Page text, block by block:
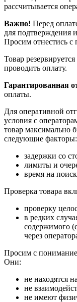
рассчитывается
Важно! Перед
для подтверждения
Просим отнестись с
Товар
проводить оплату.
Гарантированная
оплаты.
Для оперативной
условия с
товар максимально
следующие факторы:
задержки со
лимиты и
время на
Проверка товара
проверку
в редких
содержимого
через
Просим с
Они:
не находятся
не
не имеют